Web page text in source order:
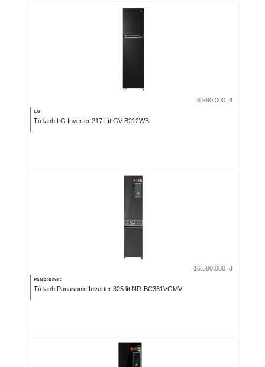
8.990.000 đ
LG
Tủ lạnh LG Inverter 217 Lít GV-B212WB
16.590.000 đ
PANASONIC
Tủ lạnh Panasonic Inverter 325 lít NR-BC361VGMV